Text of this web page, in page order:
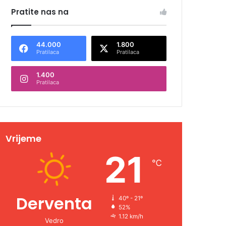
Pratite nas na
44.000
Pratilaca
1.800
Pratilaca
1.400
Pratilaca
Vrijeme
Derventa
Vedro
21 ℃
40º - 21º
52%
1.12 km/h